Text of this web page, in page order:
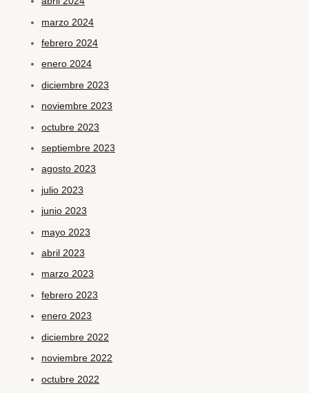
marzo 2024
febrero 2024
enero 2024
diciembre 2023
noviembre 2023
octubre 2023
septiembre 2023
agosto 2023
julio 2023
junio 2023
mayo 2023
abril 2023
marzo 2023
febrero 2023
enero 2023
diciembre 2022
noviembre 2022
octubre 2022